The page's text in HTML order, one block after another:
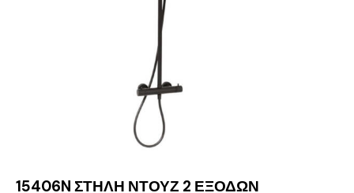
15406N ΣΤΗΛΗ ΝΤΟΥΖ 2 ΕΞΟΔΩΝ